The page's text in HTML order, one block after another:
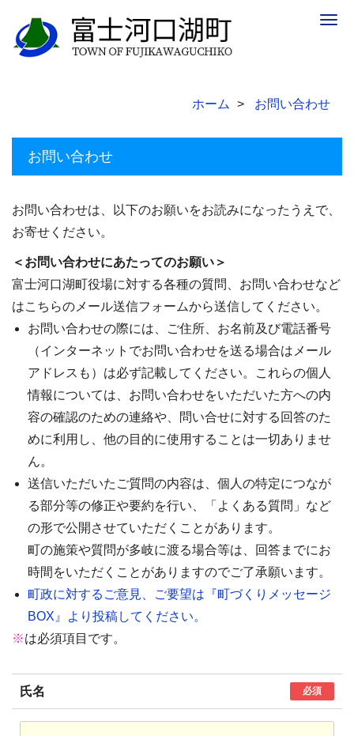
ホーム お問い合わせ
お問い合わせ
お問い合わせは、以下のお願いをお読みになったうえで、
お寄せください。
＜お問い合わせにあたってのお願い＞
富士河口湖町役場に対する各種の質問、お問い合わせなど
はこちらのメール送信フォームから送信してください。
お問い合わせの際には、ご住所、お名前及び電話番号
（インターネットでお問い合わせを送る場合はメール
アドレスも）は必ず記載してください。これらの個人
情報については、お問い合わせをいただいた方への内
容の確認のための連絡や、問い合せに対する回答のた
めに利用し、他の目的に使用することは一切ありませ
ん。
送信いただいたご質問の内容は、個人の特定につなが
る部分等の修正や要約を行い、「よくある質問」など
の形で公開させていただくことがあります。
町の施策や質問が多岐に渡る場合等は、回答までにお
時間をいただくことがありますのでご了承願います。
町政に対するご意見、ご要望は『町づくりメッセージ
BOX』より投稿してください。
※は必須項目です。
氏名 必須